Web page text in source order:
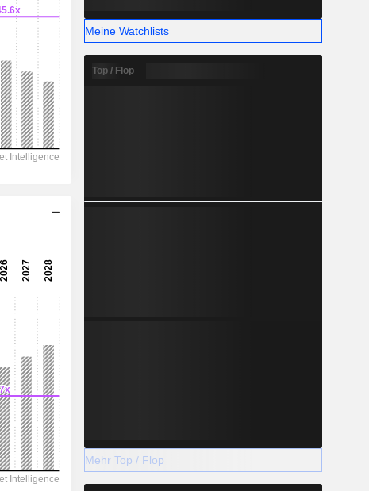
15,15 %
2028
7.477
Meine Watchlists
Top / Flop
Mehr Top / Flop